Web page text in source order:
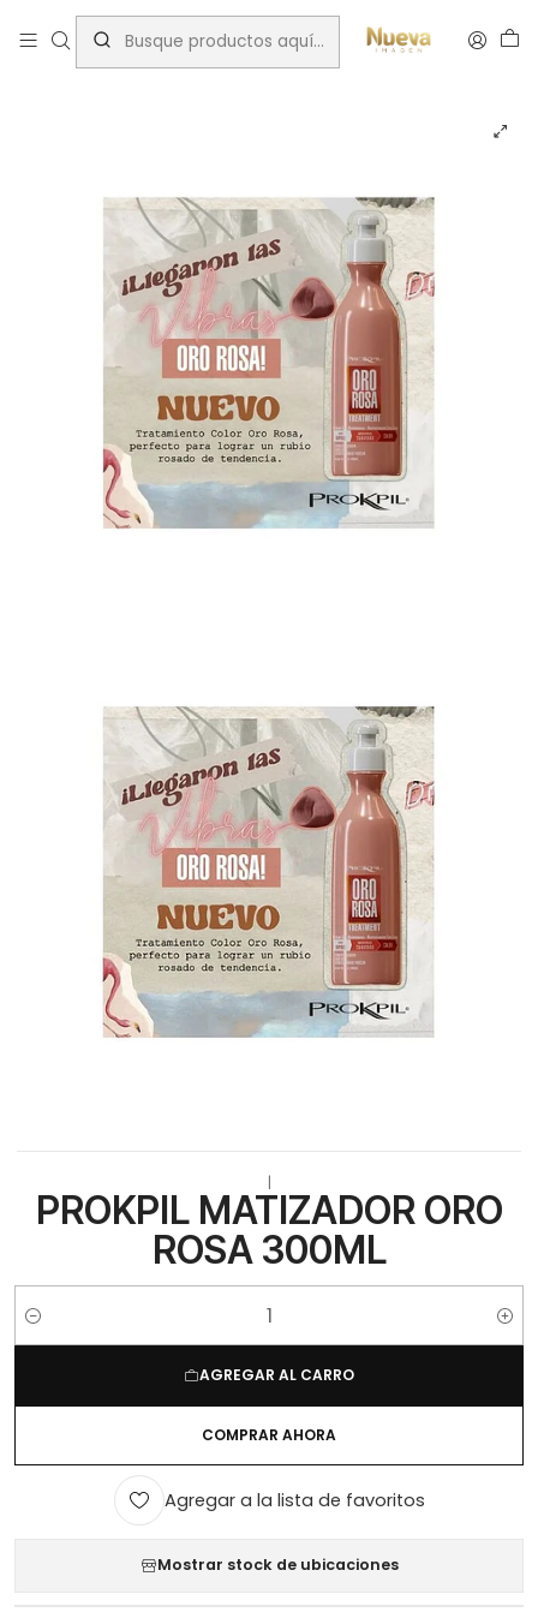
Inicio Tratamientos capilares Marcas
PROKPIL MATIZADOR ORO ROSA 300ML
PROKPIL MATIZADOR ORO
ROSA 300ML
Cantidad
AGREGAR AL CARRO
COMPRAR AHORA
Agregar a la lista de favoritos
Mostrar stock de ubicaciones